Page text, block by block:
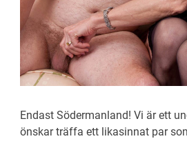
Endast Södermanland! Vi är ett
önskar träffa ett likasinnat par